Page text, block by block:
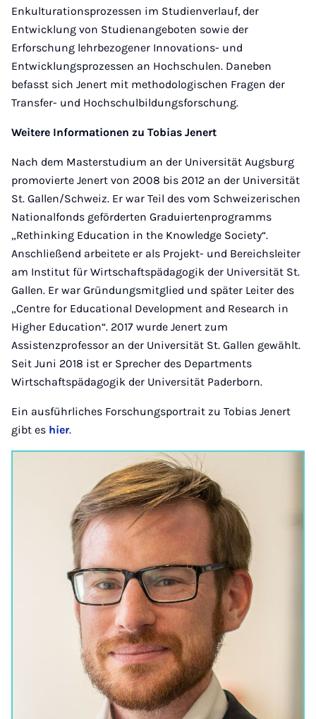
Enkulturationsprozessen im Studienverlauf, der
Entwicklung von Studienangeboten sowie der
Erforschung lehrbezogener Innovations- und
Entwicklungsprozessen an Hochschulen. Daneben
befasst sich Jenert mit methodologischen Fragen der
Transfer- und Hochschulbildungsforschung.
Weitere Informationen zu Tobias Jenert
Nach dem Masterstudium an der Universität Augsburg
promovierte Jenert von 2008 bis 2012 an der Universität
St. Gallen/Schweiz. Er war Teil des vom Schweizerischen
Nationalfonds geförderten Graduiertenprogramms
„Rethinking Education in the Knowledge Society“.
Anschließend arbeitete er als Projekt- und Bereichsleiter
am Institut für Wirtschaftspädagogik der Universität St.
Gallen. Er war Gründungsmitglied und später Leiter des
„Centre for Educational Development and Research in
Higher Education“. 2017 wurde Jenert zum
Assistenzprofessor an der Universität St. Gallen gewählt.
Seit Juni 2018 ist er Sprecher des Departments
Wirtschaftspädagogik der Universität Paderborn.
Ein ausführliches Forschungsportrait zu Tobias Jenert
gibt es hier.